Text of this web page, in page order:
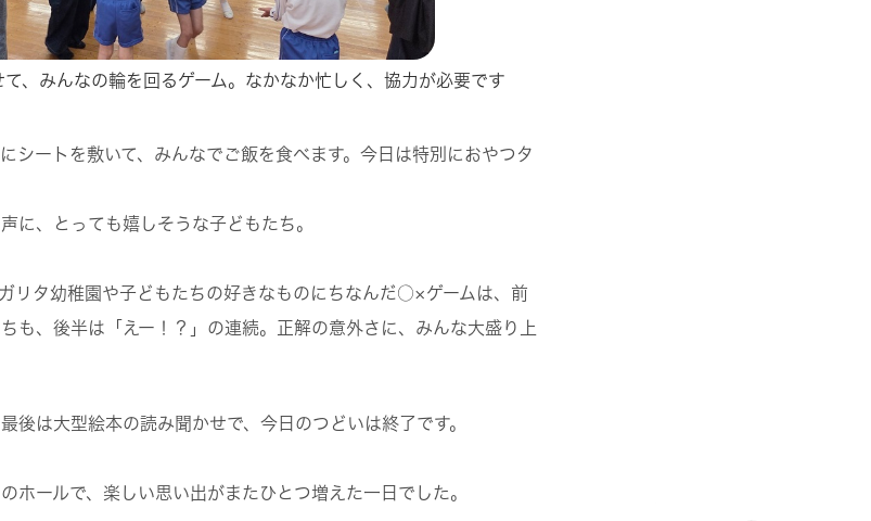
、みんなの輪を回るゲーム。なかなか忙しく、協力が必要です
シートを敷いて、みんなでご飯を食べます。今日は特別におやつタ
に、とっても嬉しそうな子どもたち。
リタ幼稚園や子どもたちの好きなものにちなんだ○×ゲームは、前
も、後半は「えー！？」の連続。正解の意外さに、みんな大盛り上
後は大型絵本の読み聞かせで、今日のつどいは終了です。
ホールで、楽しい思い出がまたひとつ増えた一日でした。